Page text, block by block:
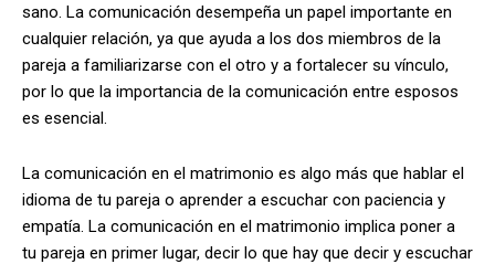
sano. La comunicación desempeña un papel importante en
cualquier relación, ya que ayuda a los dos miembros de la
pareja a familiarizarse con el otro y a fortalecer su vínculo,
por lo que la importancia de la comunicación entre esposos
es esencial.
La comunicación en el matrimonio es algo más que hablar el
idioma de tu pareja o aprender a escuchar con paciencia y
empatía. La comunicación en el matrimonio implica poner a
tu pareja en primer lugar, decir lo que hay que decir y escuchar